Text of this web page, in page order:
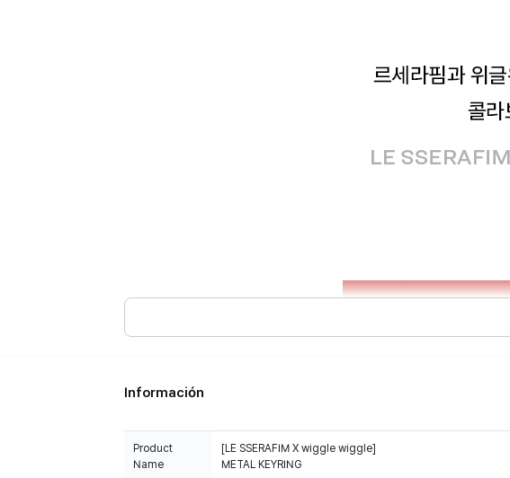
Información
Product
Name
[LE SSERAFIM X wiggle wiggle]
METAL KEYRING